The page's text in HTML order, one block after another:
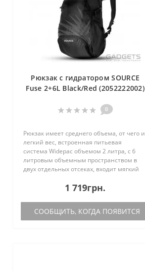
Рюкзак с гидратором SOURCE
Fuse 2+6L Black/Red (2052222002)
0
Рюкзак имеет среднего объема, от чего и
легкий вес, встроенная питьевая
система Widepac объемом 2 литра, с 6
литровым объемным пространством в
двух отдельных отсеках, входит мягкий
телефона. Структурированная констр..
1 719грн.
СООБЩИТЬ, КОГДА ПОЯВИТСЯ